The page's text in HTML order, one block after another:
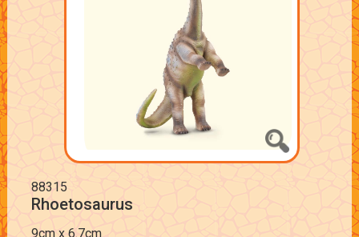
88315
Rhoetosaurus
9cm x 6.7cm